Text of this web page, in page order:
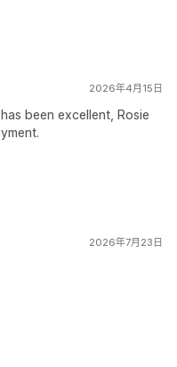
2026年4月15日
been excellent, Rosie
2026年7月23日